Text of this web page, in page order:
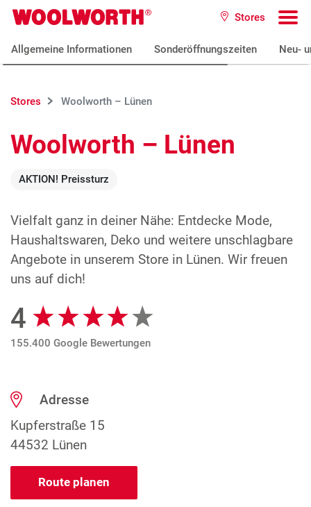
Zum Hauptinhalt
Woolworth GmbH Stores
Allgemeine Informationen Sonderöffnungszeiten Neu-
Stores Woolworth – Lünen
Woolworth – Lünen
AKTION! Preissturz
Vielfalt ganz in deiner Nähe: Entdecke Mode,
Haushaltswaren, Deko und weitere unschlagbare
Angebote in unserem Store in Lünen. Wir freuen
uns auf dich!
Google Bewertungen
4
155.400 Google Bewertungen
Adresse
Kupferstraße 15
44532 Lünen
Route planen